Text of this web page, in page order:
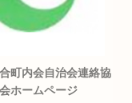
町内会自治会連絡協
ホームページ